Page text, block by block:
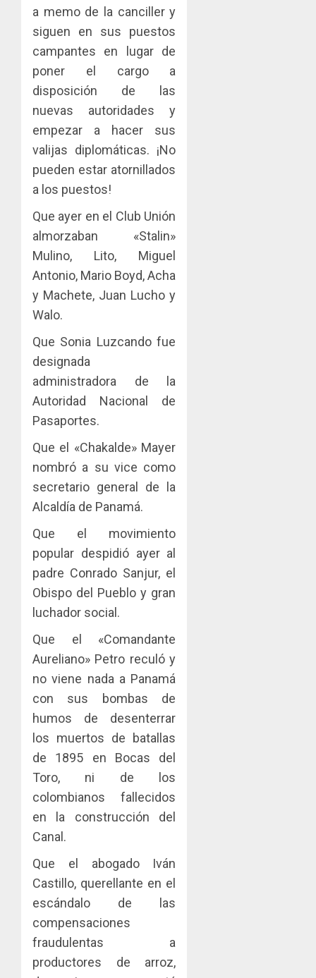
a memo de la canciller y
siguen en sus puestos
campantes en lugar de
poner el cargo a
disposición de las
nuevas autoridades y
empezar a hacer sus
valijas diplomáticas. ¡No
pueden estar atornillados
a los puestos!
Que ayer en el Club Unión
almorzaban «Stalin»
Mulino, Lito, Miguel
Antonio, Mario Boyd, Acha
y Machete, Juan Lucho y
Walo.
Que Sonia Luzcando fue
designada
administradora de la
Autoridad Nacional de
Pasaportes.
Que el «Chakalde» Mayer
nombró a su vice como
secretario general de la
Alcaldía de Panamá.
Que el movimiento
popular despidió ayer al
padre Conrado Sanjur, el
Obispo del Pueblo y gran
luchador social.
Que el «Comandante
Aureliano» Petro reculó y
no viene nada a Panamá
con sus bombas de
humos de desenterrar
los muertos de batallas
de 1895 en Bocas del
Toro, ni de los
colombianos fallecidos
en la construcción del
Canal.
Que el abogado Iván
Castillo, querellante en el
escándalo de las
compensaciones
fraudulentas a
productores de arroz,